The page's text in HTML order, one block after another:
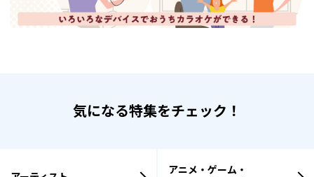
気になる特集をチェック！
アニメ・ゲーム・